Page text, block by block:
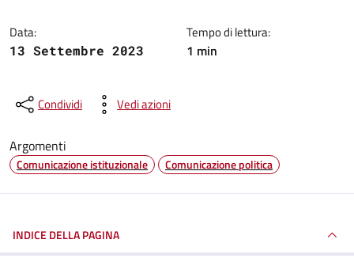
Data:
13 Settembre 2023
Tempo di lettura:
1 min
Condividi Vedi azioni
Argomenti
Comunicazione istituzionale Comunicazione politica
INDICE DELLA PAGINA